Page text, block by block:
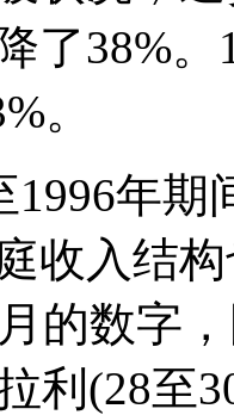
了38%
。
1996年
收入结
的数字
利(28至